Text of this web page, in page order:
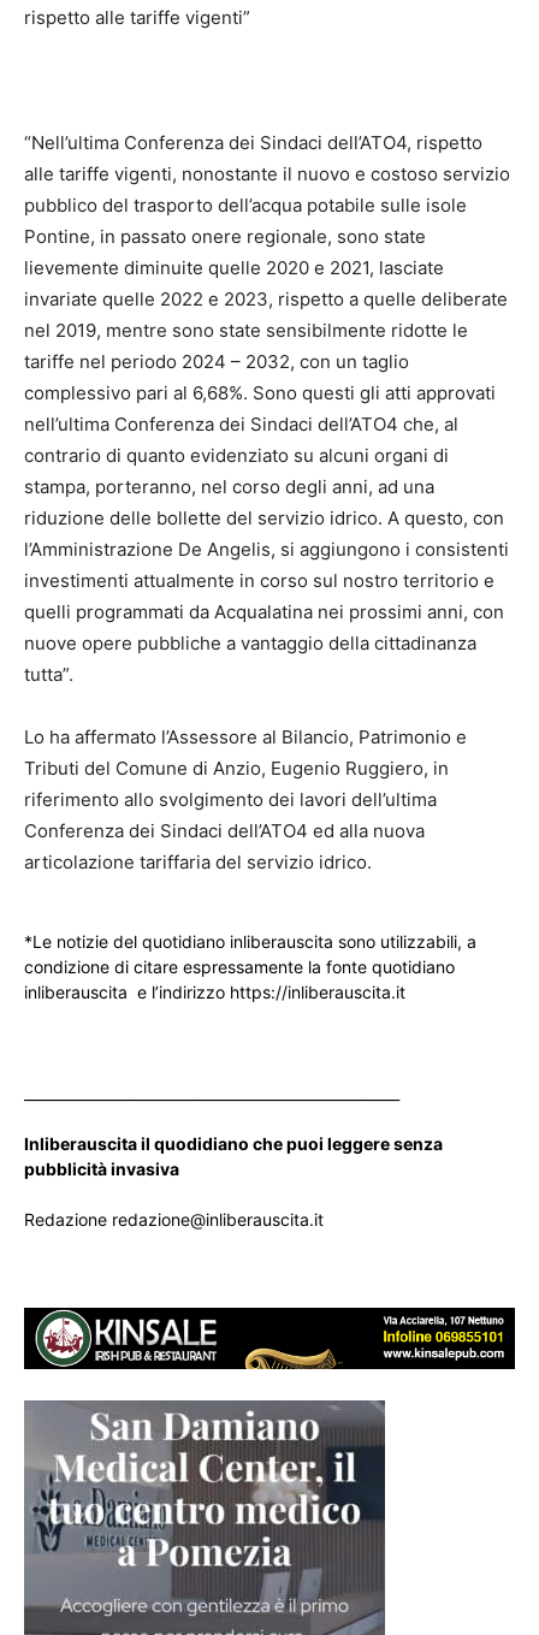
rispetto alle tariffe vigenti”
“Nell’ultima Conferenza dei Sindaci dell’ATO4, rispetto
alle tariffe vigenti, nonostante il nuovo e costoso servizio
pubblico del trasporto dell’acqua potabile sulle isole
Pontine, in passato onere regionale, sono state
lievemente diminuite quelle 2020 e 2021, lasciate
invariate quelle 2022 e 2023, rispetto a quelle deliberate
nel 2019, mentre sono state sensibilmente ridotte le
tariffe nel periodo 2024 – 2032, con un taglio
complessivo pari al 6,68%. Sono questi gli atti approvati
nell’ultima Conferenza dei Sindaci dell’ATO4 che, al
contrario di quanto evidenziato su alcuni organi di
stampa, porteranno, nel corso degli anni, ad una
riduzione delle bollette del servizio idrico. A questo, con
l’Amministrazione De Angelis, si aggiungono i consistenti
investimenti attualmente in corso sul nostro territorio e
quelli programmati da Acqualatina nei prossimi anni, con
nuove opere pubbliche a vantaggio della cittadinanza
tutta”.​ ​ ​ ​
Lo ha affermato l’Assessore al Bilancio, Patrimonio e
Tributi del Comune di Anzio, Eugenio Ruggiero, in
riferimento allo svolgimento dei lavori dell’ultima
Conferenza dei Sindaci dell’ATO4 ed alla nuova
articolazione tariffaria del servizio idrico.
*Le notizie del quotidiano inliberauscita sono utilizzabili, a
condizione di citare espressamente la fonte quotidiano
inliberauscita e l’indirizzo https://inliberauscita.it
Inliberauscita il quodidiano che puoi leggere senza
pubblicità invasiva
Redazione redazione@inliberauscita.it